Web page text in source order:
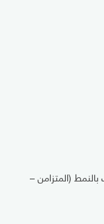
(المتزامن –